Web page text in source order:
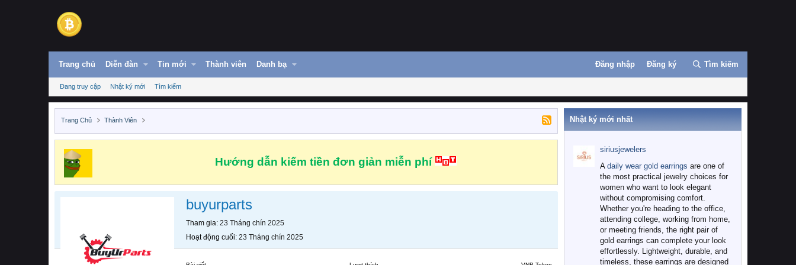
Trang chủ Diễn đàn Tin mới Thành viên Danh bạ Đăng nhập Đăng ký Tìm kiếm
Đang truy cập Nhật ký mới Tìm kiếm
Trang Chủ Thành Viên
Hướng dẫn kiếm tiền đơn giản miễn phí
buyurparts
Tham gia 23 Tháng chín 2025
Hoạt động cuối 23 Tháng chín 2025
Nhật ký mới nhất
siriusjewelers
A daily wear gold earrings are one of
the most practical jewelry choices for
women who want to look elegant
without compromising comfort.
Whether you're heading to the office,
attending college, working from home,
or meeting friends, the right pair of
gold earrings can complete your look
effortlessly. Lightweight, durable, and
timeless, these earrings are designed